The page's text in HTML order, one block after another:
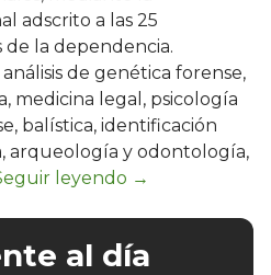
adscrito a las 25
de la dependencia.
de genética forense,
medicina legal, psicología
balística, identificación
arqueología y odontología,
al día